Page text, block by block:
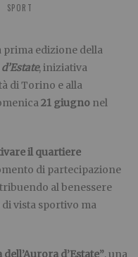
SPORT
prima edizione della
, iniziativa
di Torino e alla
21 giugno nel
il quartiere
di partecipazione
al benessere
vista sportivo ma
dell’Aurora d’Estate”, una